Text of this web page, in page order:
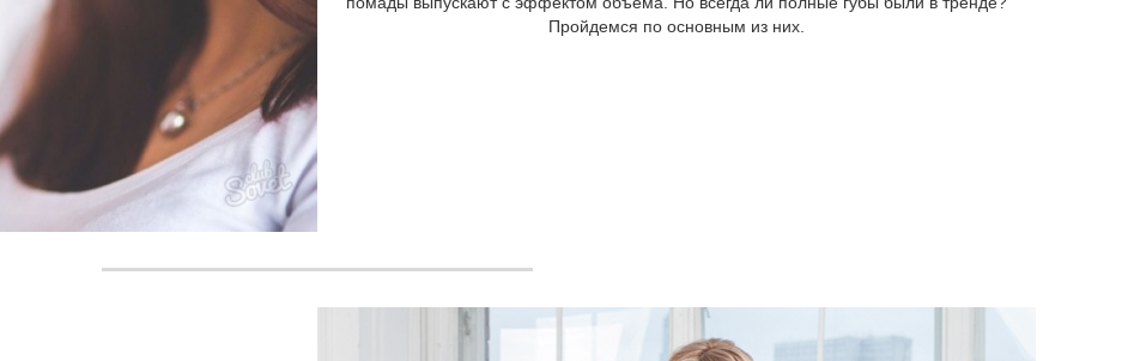
Пройдемся по основным из них.